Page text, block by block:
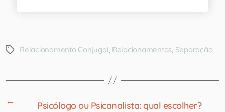
Relacionamento Conjugal, Relacionamentos, Separação
←
Psicólogo ou Psicanalista: qual escolher?